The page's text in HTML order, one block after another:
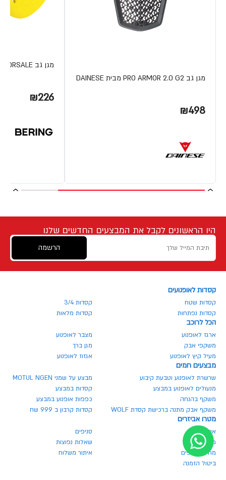
מגן גב PRO ARMOR 2.0 G2 מבית DAINESE
₪498
מגן גב BACK PROTECTOR DORSALE מבית BERING
₪226
היו הראשונים לקבל את המבצעים החדשים שלנו
הרשמה
קסדות לאופנועים
קסדות שטח
קסדות 3/4
קסדות נפתחות
קסדות מלאות
הכל לרוכב
ארגז לאופנוע
מצבר לאופנוע
משקפי אבק
מגן ברך
מעיל קיץ לאופנוע
אגזוז לאופנוע
מבצעים חמים
שרשרת לאופנוע וטבעת קיבוע
מבצע על שמני MOTUL NGEN
מנעולים לאופנוע במבצע
קסדות במבצע
משקף בהנחה
כפפות אופנוע במבצע
משקף אבק מתנה ברכישת קסדת WOLF
קסדות קרבון ב 999 שח
מטרו אביזרים
אודותינו
סניפים
מגזין מטרו
שאלות נפוצות
מחירון חלפים
איתור משלוח
ביטול הזמנה